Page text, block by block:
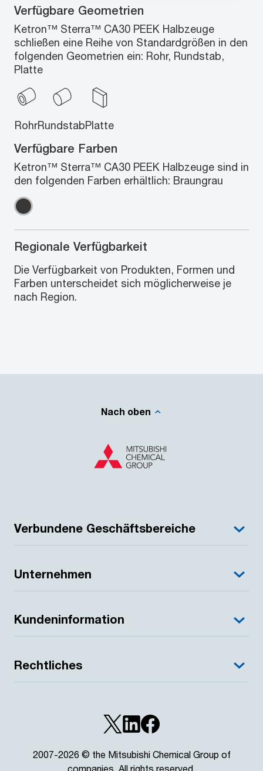
Verfügbare Geometrien
Ketron™ Sterra™ CA30 PEEK Halbzeuge
schließen eine Reihe von Standardgrößen in den
folgenden Geometrien ein: Rohr, Rundstab,
Platte
RohrRundstabPlatte
Verfügbare Farben
Ketron™ Sterra™ CA30 PEEK Halbzeuge sind in
den folgenden Farben erhältlich: Braungrau
Regionale Verfügbarkeit
Die Verfügbarkeit von Produkten, Formen und
Farben unterscheidet sich möglicherweise je
nach Region.
Nach oben
Verbundene Geschäftsbereiche
Unternehmen
Kundeninformation
Rechtliches
2007-2026 © the Mitsubishi Chemical Group of
companies. All rights reserved.